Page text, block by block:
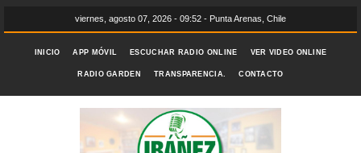
viernes, agosto 07, 2026 - 09:52 - Punta Arenas, Chile
INICIO APP MÓVIL ESCUCHAR RADIO ONLINE VER VIDEO ONLINE
RADIO GARDEN TRANSPARENCIA. CONTACTO